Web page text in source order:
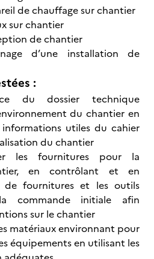
de chauffage sur chantier
sur chantier
de chantier
d’une installation de
:
du dossier technique
du chantier en
utiles du cahier
du chantier
les fournitures pour la
en contrôlant et en
de fournitures et les outils
commande initiale afin
sur le chantier
matériaux environnant pour
équipements en utilisant les